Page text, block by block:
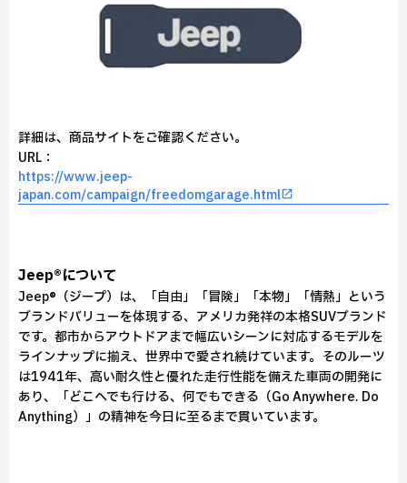
詳細は、商品サイトをご確認ください。
URL：
https://www.jeep-
japan.com/campaign/freedomgarage.html
Jeep®について
Jeep®（ジープ）は、「自由」「冒険」「本物」「情熱」という
ブランドバリューを体現する、アメリカ発祥の本格SUVブランド
です。都市からアウトドアまで幅広いシーンに対応するモデルを
ラインナップに揃え、世界中で愛され続けています。そのルーツ
は1941年、高い耐久性と優れた走行性能を備えた車両の開発に
あり、「どこへでも行ける、何でもできる（Go Anywhere. Do
Anything）」の精神を今日に至るまで貫いています。